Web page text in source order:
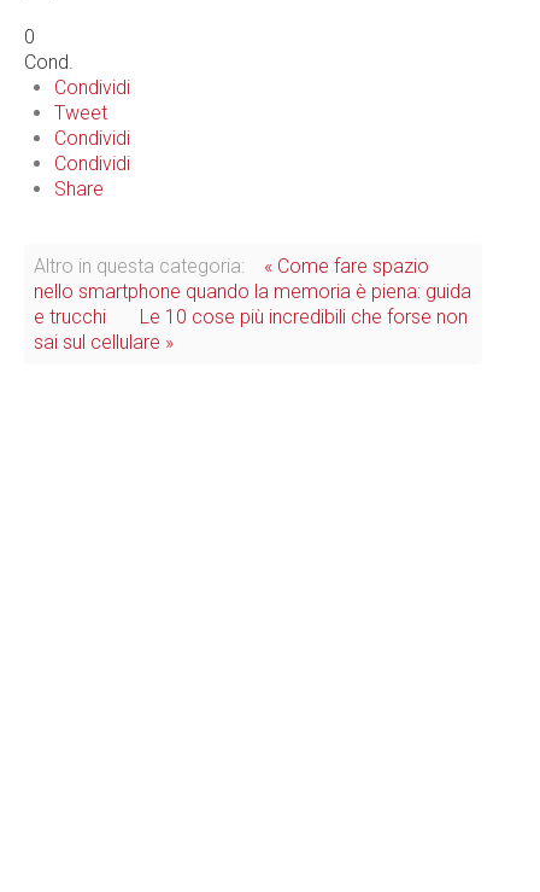
0
Cond.
Condividi
Tweet
Condividi
Condividi
Share
Altro in questa categoria:
« Come fare spazio
nello smartphone quando la memoria è piena: guida
e trucchi
Le 10 cose più incredibili che forse non
sai sul cellulare »